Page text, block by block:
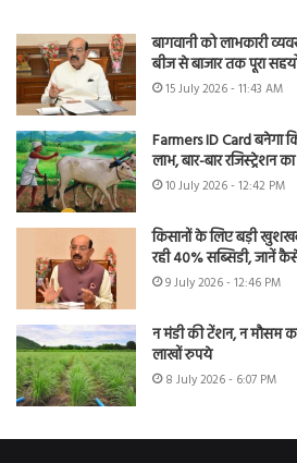
बागवानी को लाभकारी
बीज से बाजार तक पूरा
15 July 2026 - 11:43 AM
Farmers ID Card बनेगा
लाभ, बार-बार
10 July 2026 - 12:42 PM
किसानों के लिए बड़ी
रही 40% सब्सिडी, जानें
9 July 2026 - 12:46 PM
न मंडी की टेंशन, न मौसम
लाखों रुपये
8 July 2026 - 6:07 PM